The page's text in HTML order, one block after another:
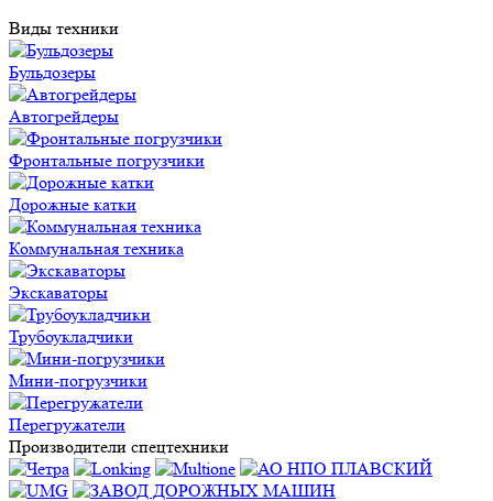
Виды техники
Бульдозеры
Автогрейдеры
Фронтальные погрузчики
Дорожные катки
Коммунальная техника
Экскаваторы
Трубоукладчики
Мини-погрузчики
Перегружатели
Производители спецтехники